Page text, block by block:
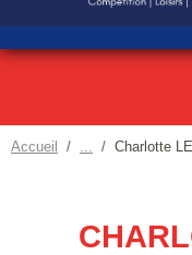
Accueil Charlotte